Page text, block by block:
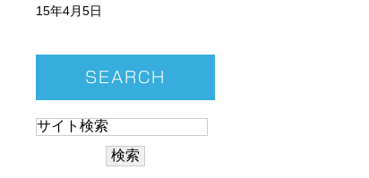
15年4月5日
SEARCH